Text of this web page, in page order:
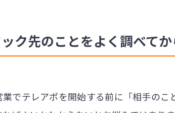
ク先のことをよく調べて
業でテレアポを開始する前に「相手の